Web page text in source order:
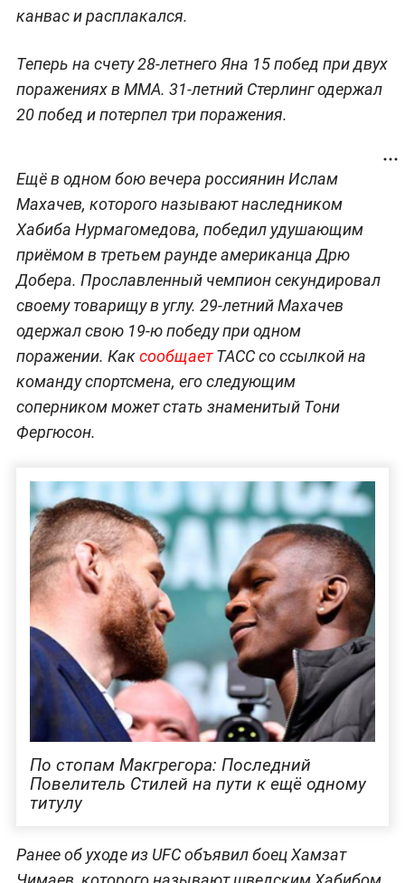
канвас и расплакался.
Теперь на счету 28-летнего Яна 15 побед при двух
поражениях в MMA. 31-летний Стерлинг одержал
20 побед и потерпел три поражения.
Ещё в одном бою вечера россиянин Ислам
Махачев, которого называют наследником
Хабиба Нурмагомедова, победил удушающим
приёмом в третьем раунде американца Дрю
Добера. Прославленный чемпион секундировал
своему товарищу в углу. 29-летний Махачев
одержал свою 19-ю победу при одном
поражении. КаксообщаетТАСС со ссылкой на
команду спортсмена, его следующим
соперником может стать знаменитый Тони
Фергюсон.
По стопам Макгрегора: Последний
Повелитель Стилей на пути к ещё одному
титулу
Ранее об уходе из UFC объявил боец Хамзат